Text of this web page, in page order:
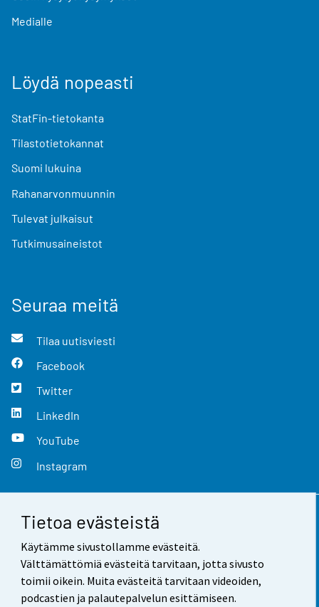
Tietoa evästeistä
Käytämme sivustollamme evästeitä.
Välttämättömiä evästeitä tarvitaan, jotta sivusto
toimii oikein. Muita evästeitä tarvitaan videoiden,
podcastien ja palautepalvelun esittämiseen.
Medialle
Löydä nopeasti
StatFin-tietokanta
Tilastotietokannat
Suomi lukuina
Rahanarvonmuunnin
Tulevat julkaisut
Tutkimusaineistot
Seuraa meitä
Tilaa uutisviesti
Facebook
Twitter
LinkedIn
YouTube
Instagram
Yhteystiedot
Palaute
Käyttöehdot